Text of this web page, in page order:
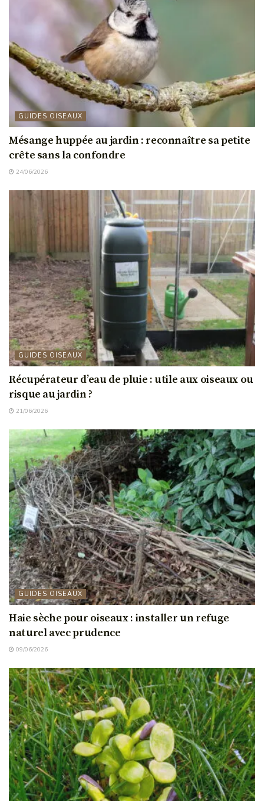
GUIDES OISEAUX
Mésange huppée au jardin : reconnaître sa petite
crête sans la confondre
24/06/2026
GUIDES OISEAUX
Récupérateur d’eau de pluie : utile aux oiseaux ou
risque au jardin ?
21/06/2026
GUIDES OISEAUX
Haie sèche pour oiseaux : installer un refuge
naturel avec prudence
09/06/2026